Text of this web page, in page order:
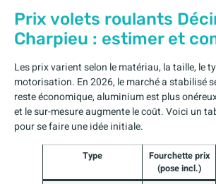
Prix volets roulants
Charpieu : estimer et
Les prix varient selon le matériau, la taille, le
motorisation. En 2026, le marché a stabilisé
reste économique, aluminium est plus
et le sur-mesure augmente le coût. Voici un
pour se faire une idée initiale.
Type
Fourchette prix
(pose incl.)